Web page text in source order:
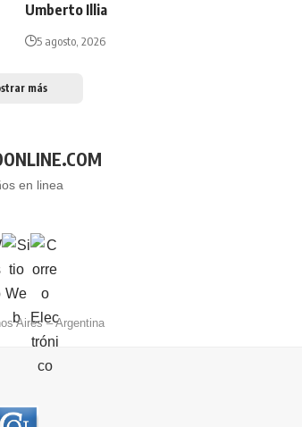
Umberto Illia
5 agosto, 2026
más
en linea
Aires – Argentina